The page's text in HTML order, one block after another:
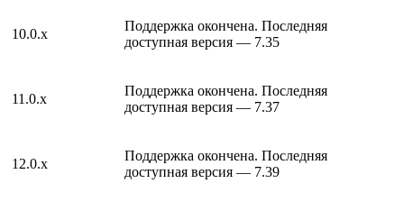
10.0.x
Поддержка окончена. Последняя
доступная версия — 7.35
11.0.x
Поддержка окончена. Последняя
доступная версия — 7.37
12.0.x
Поддержка окончена. Последняя
доступная версия — 7.39